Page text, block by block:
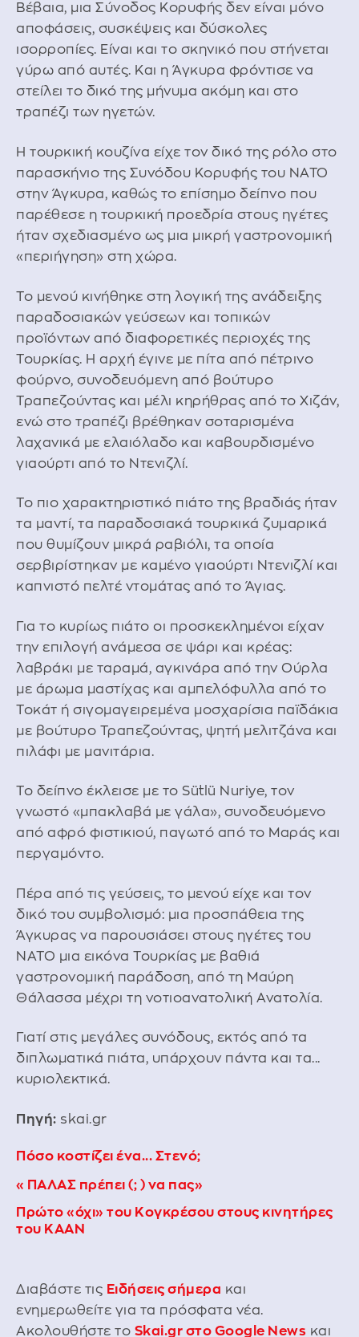
Βέβαια, μια Σύνοδος Κορυφής δεν είναι μόνο
αποφάσεις, συσκέψεις και δύσκολες
ισορροπίες. Είναι και το σκηνικό που στήνεται
γύρω από αυτές. Και η Άγκυρα φρόντισε να
στείλει το δικό της μήνυμα ακόμη και στο
τραπέζι των ηγετών.
Η τουρκική κουζίνα είχε τον δικό της ρόλο στο
παρασκήνιο της Συνόδου Κορυφής του ΝΑΤΟ
στην Άγκυρα, καθώς το επίσημο δείπνο που
παρέθεσε η τουρκική προεδρία στους ηγέτες
ήταν σχεδιασμένο ως μια μικρή γαστρονομική
«περιήγηση» στη χώρα.
Το μενού κινήθηκε στη λογική της ανάδειξης
παραδοσιακών γεύσεων και τοπικών
προϊόντων από διαφορετικές περιοχές της
Τουρκίας. Η αρχή έγινε με πίτα από πέτρινο
φούρνο, συνοδευόμενη από βούτυρο
Τραπεζούντας και μέλι κηρήθρας από το Χιζάν,
ενώ στο τραπέζι βρέθηκαν σοταρισμένα
λαχανικά με ελαιόλαδο και καβουρδισμένο
γιαούρτι από το Ντενιζλί.
Το πιο χαρακτηριστικό πιάτο της βραδιάς ήταν
τα μαντί, τα παραδοσιακά τουρκικά ζυμαρικά
που θυμίζουν μικρά ραβιόλι, τα οποία
σερβιρίστηκαν με καμένο γιαούρτι Ντενιζλί και
καπνιστό πελτέ ντομάτας από το Άγιας.
Για το κυρίως πιάτο οι προσκεκλημένοι είχαν
την επιλογή ανάμεσα σε ψάρι και κρέας:
λαβράκι με ταραμά, αγκινάρα από την Ούρλα
με άρωμα μαστίχας και αμπελόφυλλα από το
Τοκάτ ή σιγομαγειρεμένα μοσχαρίσια παϊδάκια
με βούτυρο Τραπεζούντας, ψητή μελιτζάνα και
πιλάφι με μανιτάρια.
Το δείπνο έκλεισε με το Sütlü Nuriye, τον
γνωστό «μπακλαβά με γάλα», συνοδευόμενο
από αφρό φιστικιού, παγωτό από το Μαράς και
περγαμόντο.
Πέρα από τις γεύσεις, το μενού είχε και τον
δικό του συμβολισμό: μια προσπάθεια της
Άγκυρας να παρουσιάσει στους ηγέτες του
ΝΑΤΟ μια εικόνα Τουρκίας με βαθιά
γαστρονομική παράδοση, από τη Μαύρη
Θάλασσα μέχρι τη νοτιοανατολική Ανατολία.
Γιατί στις μεγάλες συνόδους, εκτός από τα
διπλωματικά πιάτα, υπάρχουν πάντα και τα...
κυριολεκτικά.
Πηγή: skai.gr
Πόσο κοστίζει ένα... Στενό;
«ΠΑΛΑΣ πρέπει (; ) να πας»
Πρώτο «όχι» του Κογκρέσου στους κινητήρες
του KAAN
Διαβάστε τις Ειδήσεις σήμερα και
ενημερωθείτε για τα πρόσφατα νέα.
Ακολουθήστε το Skai.gr στο Google News και